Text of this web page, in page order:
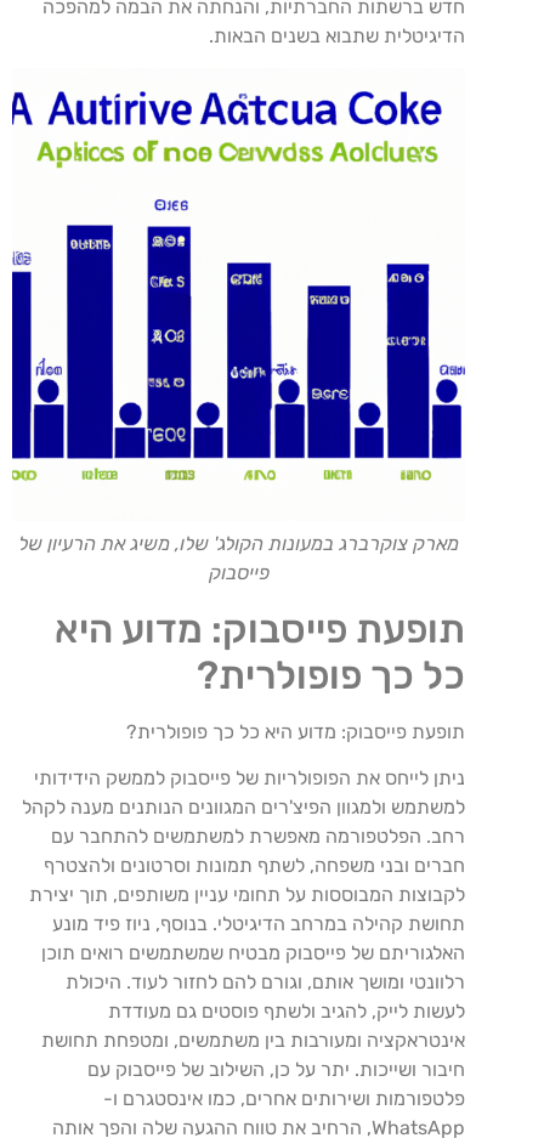
חדש ברשתות החברתיות, והנחתה את הבמה למהפכה
הדיגיטלית שתבוא בשנים הבאות.
מארק צוקרברג במעונות הקולג' שלו, משיג את הרעיון של
פייסבוק
תופעת פייסבוק: מדוע היא
כל כך פופולרית?
תופעת פייסבוק: מדוע היא כל כך פופולרית?
ניתן לייחס את הפופולריות של פייסבוק לממשק הידידותי
למשתמש ולמגוון הפיצ'רים המגוונים הנותנים מענה לקהל
רחב. הפלטפורמה מאפשרת למשתמשים להתחבר עם
חברים ובני משפחה, לשתף תמונות וסרטונים ולהצטרף
לקבוצות המבוססות על תחומי עניין משותפים, תוך יצירת
תחושת קהילה במרחב הדיגיטלי. בנוסף, ניוז פיד מונע
האלגוריתם של פייסבוק מבטיח שמשתמשים רואים תוכן
רלוונטי ומושך אותם, וגורם להם לחזור לעוד. היכולת
לעשות לייק, להגיב ולשתף פוסטים גם מעודדת
אינטראקציה ומעורבות בין משתמשים, ומטפחת תחושת
חיבור ושייכות. יתר על כן, השילוב של פייסבוק עם
פלטפורמות ושירותים אחרים, כמו אינסטגרם ו-
WhatsApp, הרחיב את טווח ההגעה שלה והפך אותה